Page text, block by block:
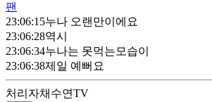
팬
23:06:15누나 오랜만이에요
23:06:28역시
23:06:34누나는 못먹는모습이
23:06:38제일 예뻐요
처리자채수연TV